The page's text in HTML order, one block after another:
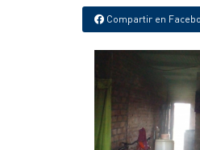
Compartir en